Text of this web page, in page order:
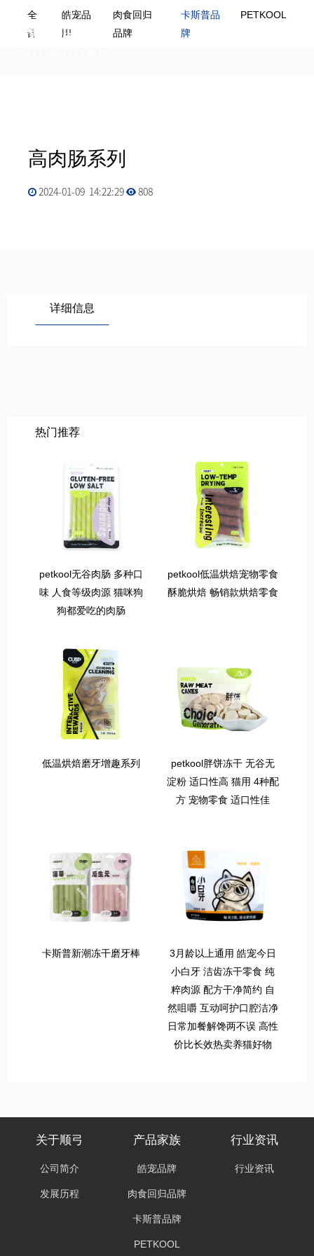
全
部
皓宠品
牌
肉食回归
品牌
卡斯普品
牌
PETKOOL
高肉肠系列
2024-01-09 14:22:29 808
详细信息
热门推荐
petkool无谷肉肠 多种口
味 人食等级肉源 猫咪狗
狗都爱吃的肉肠
petkool低温烘焙宠物零食
酥脆烘焙 畅销款烘焙零食
低温烘焙磨牙增趣系列
petkool胖饼冻干 无谷无
淀粉 适口性高 猫用 4种配
方 宠物零食 适口性佳
卡斯普新潮冻干磨牙棒
3月龄以上通用 皓宠今日
小白牙 洁齿冻干零食 纯
粹肉源 配方干净简约 自
然咀嚼 互动呵护口腔洁净
日常加餐解馋两不误 高性
价比长效热卖养猫好物
关于顺弓
公司简介
发展历程
产品家族
皓宠品牌
肉食回归品牌
卡斯普品牌
PETKOOL
行业资讯
行业资讯